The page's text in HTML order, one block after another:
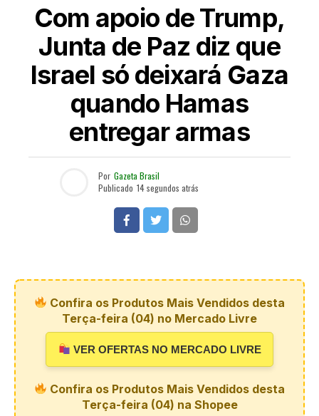
Com apoio de Trump,
Junta de Paz diz que
Israel só deixará Gaza
quando Hamas
entregar armas
Por Gazeta Brasil
Publicado 14 segundos atrás
Confira os Produtos Mais Vendidos desta
Terça-feira (04) no Mercado Livre
VER OFERTAS NO MERCADO LIVRE
Confira os Produtos Mais Vendidos desta
Terça-feira (04) na Shopee